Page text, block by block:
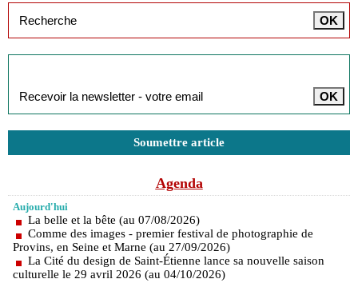
Soumettre article
Agenda
Aujourd'hui
La belle et la bête (au 07/08/2026)
Comme des images - premier festival de photographie de
Provins, en Seine et Marne (au 27/09/2026)
La Cité du design de Saint-Étienne lance sa nouvelle saison
culturelle le 29 avril 2026 (au 04/10/2026)